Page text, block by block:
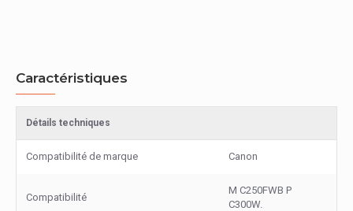
Caractéristiques
Détails techniques
Compatibilité de marque Canon
Compatibilité
M C250FWB P
C300W.